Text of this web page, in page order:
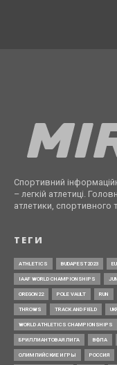
Спортивний
– легкій атлетиці.
атлетики, спортивного
ТЕГИ
ATHLETICS BUDAPEST2023
IAAF WORLD CHAMPIONSHIPS
OREGON22 POLE VAULT RUN
THROWS TRACK AND FIELD
WORLD ATHLETICS CHAMPIONSHIPS
БРИЛЛИАНТОВАЯ ЛИГА ВФЛА
ОЛИМПИЙСКИЕ ИГРЫ РОССИЯ